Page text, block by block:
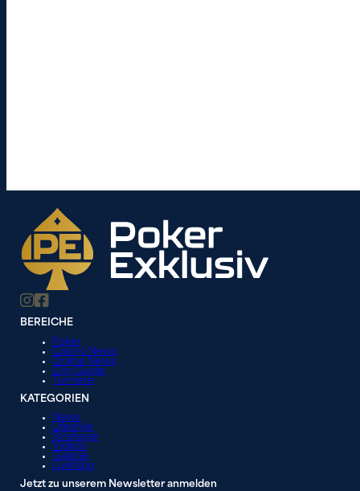
BEREICHE
Poker
Casino News
Online News
City Guide
Turniere
KATEGORIEN
News
Lifestyle
Strategie
Videos
Galerie
Liveblog
Jetzt zu unserem Newsletter anmelden